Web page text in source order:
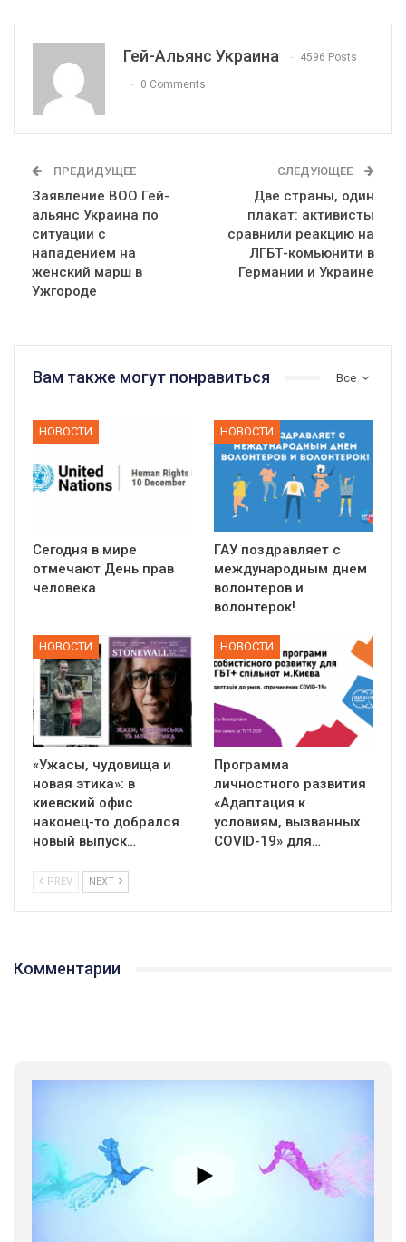
Гей-Альянс Украина 4596 Posts
0 Comments
ПРЕДИДУЩЕЕ
Заявление ВОО Гей-
альянс Украина по
ситуации с
нападением на
женский марш в
Ужгороде
СЛЕДУЮЩЕЕ
Две страны, один
плакат: активисты
сравнили реакцию на
ЛГБТ-комьюнити в
Германии и Украине
Все
Вам также могут понравиться
НОВОСТИ
Сегодня в мире
отмечают День прав
человека
НОВОСТИ
ГАУ поздравляет с
международным днем
волонтеров и
волонтерок!
НОВОСТИ
«Ужасы, чудовища и
новая этика»: в
киевский офис
наконец-то добрался
новый выпуск…
НОВОСТИ
Программа
личностного развития
«Адаптация к
условиям, вызванных
СOVID-19» для…
PREV NEXT
Комментарии
5/17/2020
В цьому році, пандемія та COVІD-19 не дали нам можливості
провести вуличні акції. Наше відео-звернення про те, що
навіть коли ми у різних містах та не можемо зустрінеться, ми
424 Просмотров